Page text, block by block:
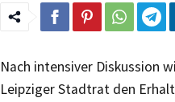
Nach intensiver Diskussion
Leipziger Stadtrat den